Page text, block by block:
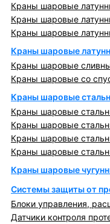
Краны шаровые
Краны шаровые
Краны шаровые
Краны шаровые
Краны шаровые
Краны шаровые со
Краны шаровые
Краны шаровые
Краны шаровые
Краны шаровые
Краны шаровые
Краны шаровые
Системы защиты от
Блоки управления,
Датчики контроля